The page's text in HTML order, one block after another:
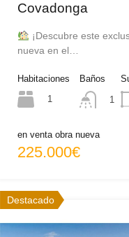
Covadonga
¡Descubre este
nueva en el…
Habitaciones
1
Baños
1
en venta obra nueva
225.000€
Destacado